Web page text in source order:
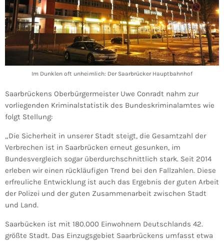
Im Dunklen oft unheimlich: Der Saarbrücker Hauptbahnhof
Saarbrückens Oberbürgermeister Uwe Conradt nahm zur
vorliegenden Kriminalstatistik des Bundeskriminalamtes wie
folgt Stellung:
„Die Sicherheit in unserer Stadt steigt, die Gesamtzahl der
Verbrechen ist in Saarbrücken erneut gesunken, im
Bundesvergleich sogar überdurchschnittlich stark. Seit 2014
erleben wir einen rückläufigen Trend bei den Fallzahlen. Diese
erfreuliche Entwicklung ist auch das Ergebnis der guten Arbeit
der Polizei und der guten Zusammenarbeit zwischen Stadt
und Land.
Saarbücken ist mit 180.000 Einwohnern Deutschlands 42.
größte Stadt. Das Einzugsgebiet Saarbrückens umfasst etwa